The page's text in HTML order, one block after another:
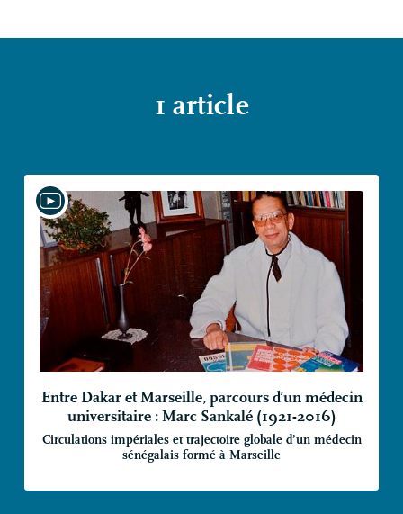
1 article
Entre Dakar et Marseille, parcours d’un médecin
universitaire : Marc Sankalé (1921-2016)
Circulations impériales et trajectoire globale d’un médecin
sénégalais formé à Marseille